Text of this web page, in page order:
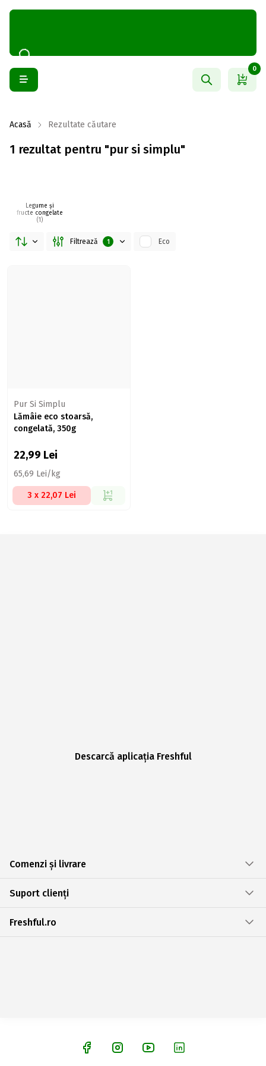
0
Acasă Rezultate căutare
1 rezultat pentru "pur si simplu"
Legume și
fructe congelate
(1)
Filtrează 1 Eco
Pur Si Simplu
Lămâie eco stoarsă,
congelată, 350g
22,99 Lei
65,69 Lei/kg
3 x 22,07 Lei
Descarcă aplicația Freshful
Comenzi și livrare
Suport clienți
Freshful.ro